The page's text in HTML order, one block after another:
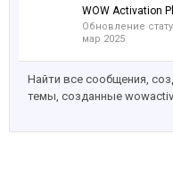
WOW Activation
Обновление
мар 2025
Найти все сообщения,
темы, созданные